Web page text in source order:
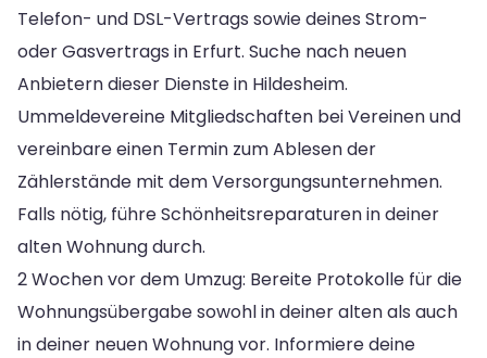
Telefon- und DSL-Vertrags sowie deines Strom-
oder Gasvertrags in Erfurt. Suche nach neuen
Anbietern dieser Dienste in Hildesheim.
Ummeldevereine Mitgliedschaften bei Vereinen und
vereinbare einen Termin zum Ablesen der
Zählerstände mit dem Versorgungsunternehmen.
Falls nötig, führe Schönheitsreparaturen in deiner
alten Wohnung durch.
2 Wochen vor dem Umzug: Bereite Protokolle für die
Wohnungsübergabe sowohl in deiner alten als auch
in deiner neuen Wohnung vor. Informiere deine